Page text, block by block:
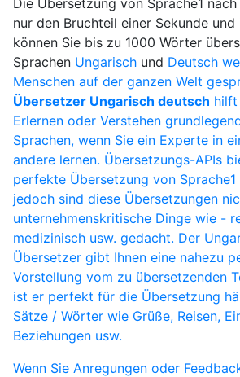
Die Übersetzung von Sprache1
nur den Bruchteil einer Sekunde
können Sie bis zu 1000 Wörter
Sprachen Ungarischund Deutsch
Menschen auf der ganzen Welt
Übersetzer Ungarisch deutsch hilft
Erlernen oder Verstehen
Sprachen, wenn Sie ein Experte in
andere lernen. Übersetzungs-APIs
perfekte Übersetzung von Sprache1
jedoch sind diese Übersetzungen
unternehmenskritische Dinge wie -
medizinisch usw. gedacht. Der
Übersetzer gibt Ihnen eine nahezu
Vorstellung vom zu übersetzenden
ist er perfekt für die Übersetzung
Sätze / Wörter wie Grüße, Reisen,
Beziehungen usw.
Wenn Sie Anregungen oder